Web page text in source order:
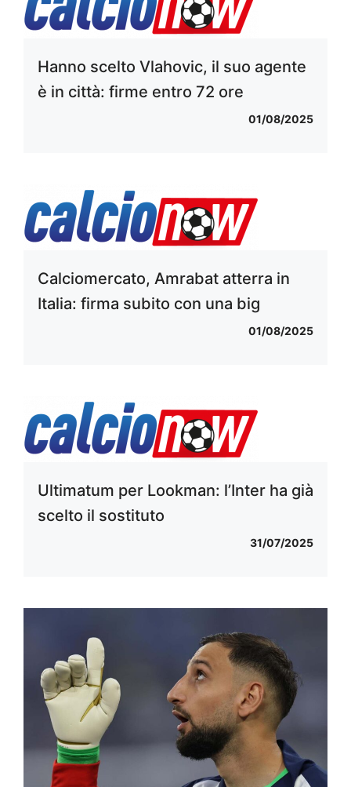
Hanno scelto Vlahovic, il suo agente
è in città: firme entro 72 ore
01/08/2025
Calciomercato, Amrabat atterra in
Italia: firma subito con una big
01/08/2025
Ultimatum per Lookman: l’Inter ha già
scelto il sostituto
31/07/2025